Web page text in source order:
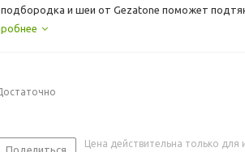
подбородка и шеи от Gezatone поможет
овал лица более подтянутым.
Поделиться
Цена действительна только для